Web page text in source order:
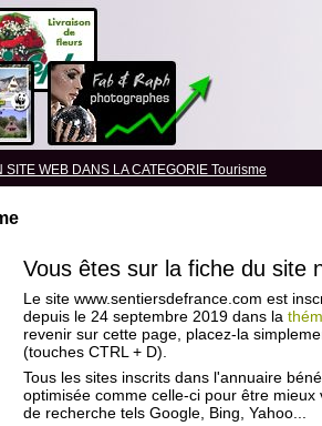
SITE WEB DANS LA CATEGORIE Tourisme
Vous êtes sur la fiche du site
Le site www.sentiersdefrance.com est
depuis le 24 septembre 2019 dans la
revenir sur cette page, placez-la
(touches CTRL + D).
Tous les sites inscrits dans l'annuaire
optimisée comme celle-ci pour être mieux
de recherche tels Google, Bing, Yahoo...